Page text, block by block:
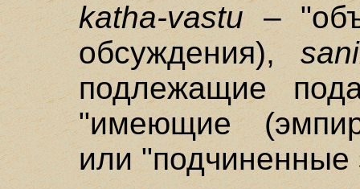
katha-vastu–
обсуждения),
подлежащие
"имеющие
или "подчиненные